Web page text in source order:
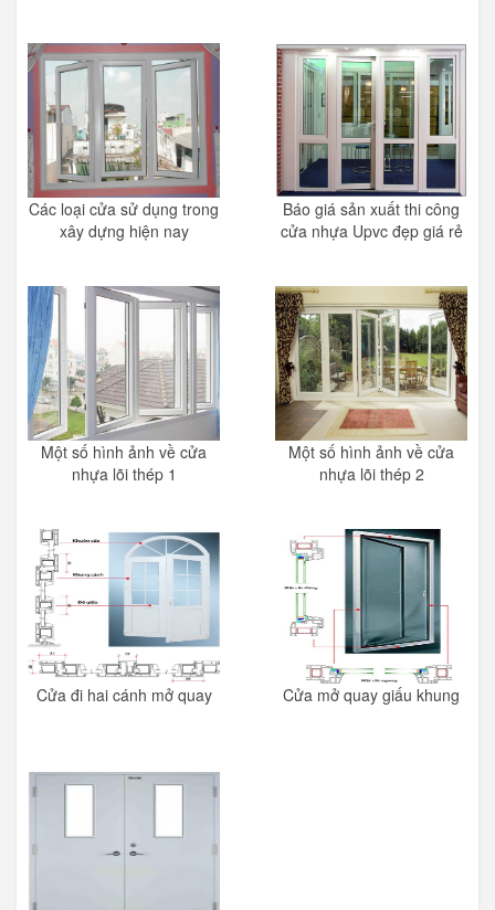
Các loại cửa sử dụng trong
xây dựng hiện nay
Báo giá sản xuất thi công
cửa nhựa Upvc đẹp giá rẻ
Một số hình ảnh về cửa
nhựa lõi thép 1
Một số hình ảnh về cửa
nhựa lõi thép 2
Cửa đi hai cánh mở quay Cửa mở quay giấu khung